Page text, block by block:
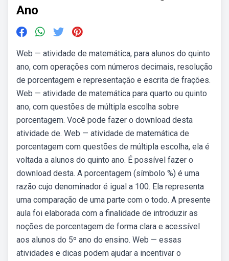
Ano
Web — atividade de matemática, para alunos do quinto
ano, com operações com números decimais, resolução
de porcentagem e representação e escrita de frações.
Web — atividade de matemática para quarto ou quinto
ano, com questões de múltipla escolha sobre
porcentagem. Você pode fazer o download desta
atividade de. Web — atividade de matemática de
porcentagem com questões de múltipla escolha, ela é
voltada a alunos do quinto ano. É possível fazer o
download desta. A porcentagem (símbolo %) é uma
razão cujo denominador é igual a 100. Ela representa
uma comparação de uma parte com o todo. A presente
aula foi elaborada com a finalidade de introduzir as
noções de porcentagem de forma clara e acessível
aos alunos do 5º ano do ensino. Web — essas
atividades e dicas podem ajudar a incentivar o